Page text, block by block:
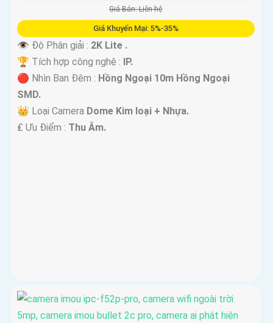
Giá Bán: Liên hệ
Giá Khuyến Mại: 5%-35%
👁 Độ Phân giải : 2K Lite .
🏆 Tích hợp công nghệ : IP.
🔴 Nhìn Ban Đêm : Hồng Ngoại 10m Hồng Ngoại
SMD.
👑 Loại Camera Dome Kim loại + Nhựa.
️₤ Ưu Điểm : Thu Âm.